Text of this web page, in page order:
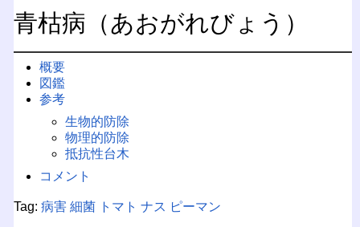
青枯病（あおがれびょう）
概要
図鑑
参考
生物的防除
物理的防除
抵抗性台木
コメント
Tag: 病害 細菌 トマト ナス ピーマン